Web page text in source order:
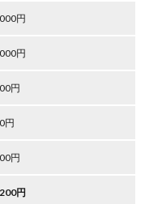
円
円
円
円
円
円